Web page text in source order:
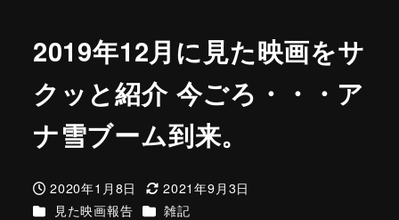
2019年12月に見た映画をサ
クッと紹介 今ごろ・・・ア
ナ雪ブーム到来。
投稿日
2020年1月8日
更新日
2021年9月3日
カテゴリー
見た映画報告 カテゴリー
雑記